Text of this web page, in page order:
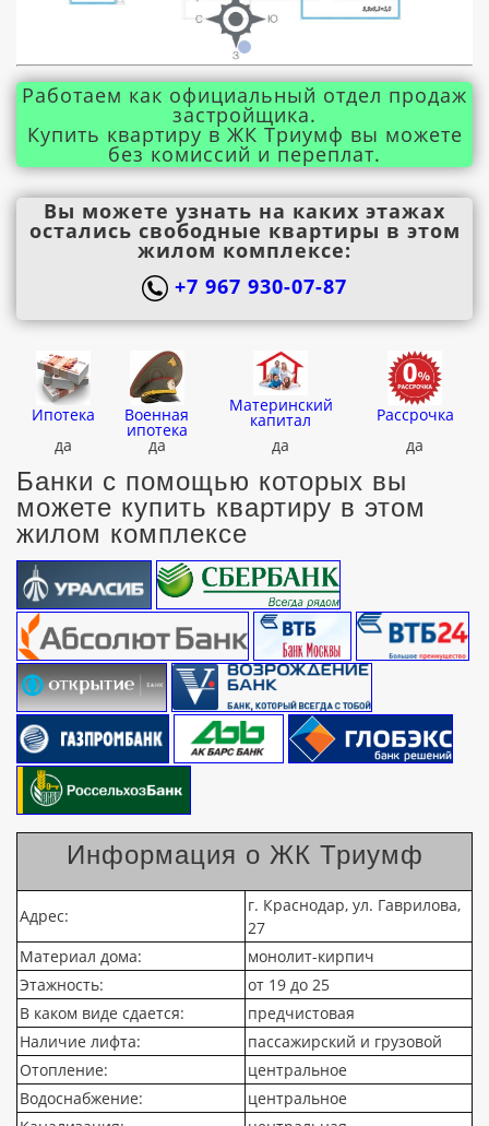
Работаем как официальный отдел продаж
застройщика.
Купить квартиру в ЖК Триумф вы можете
без комиссий и переплат.
Вы можете узнать на каких этажах
остались свободные квартиры в этом
жилом комплексе:
+7 967 930-07-87
Ипотека Военная
ипотека
Материнский
капитал
Рассрочка
да
да да да
Банки с помощью которых вы
можете купить квартиру в этом
жилом комплексе
Информация о ЖК Триумф
Адрес:
г. Краснодар, ул. Гаврилова,
27
Материал дома:
монолит-кирпич
Этажность:
от 19 до 25
В каком виде сдается:
предчистовая
Наличие лифта:
пассажирский и грузовой
Отопление:
центральное
Водоснабжение:
центральное